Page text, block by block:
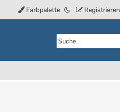
Registrieren
Farbpalette